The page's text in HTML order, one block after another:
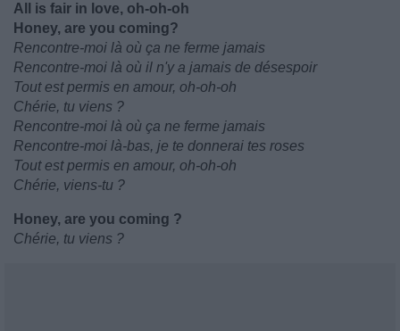
All is fair in love, oh-oh-oh
Honey, are you coming?
Rencontre-moi là où ça ne ferme jamais
Rencontre-moi là où il n'y a jamais de désespoir
Tout est permis en amour, oh-oh-oh
Chérie, tu viens ?
Rencontre-moi là où ça ne ferme jamais
Rencontre-moi là-bas, je te donnerai tes roses
Tout est permis en amour, oh-oh-oh
Chérie, viens-tu ?
Honey, are you coming ?
Chérie, tu viens ?